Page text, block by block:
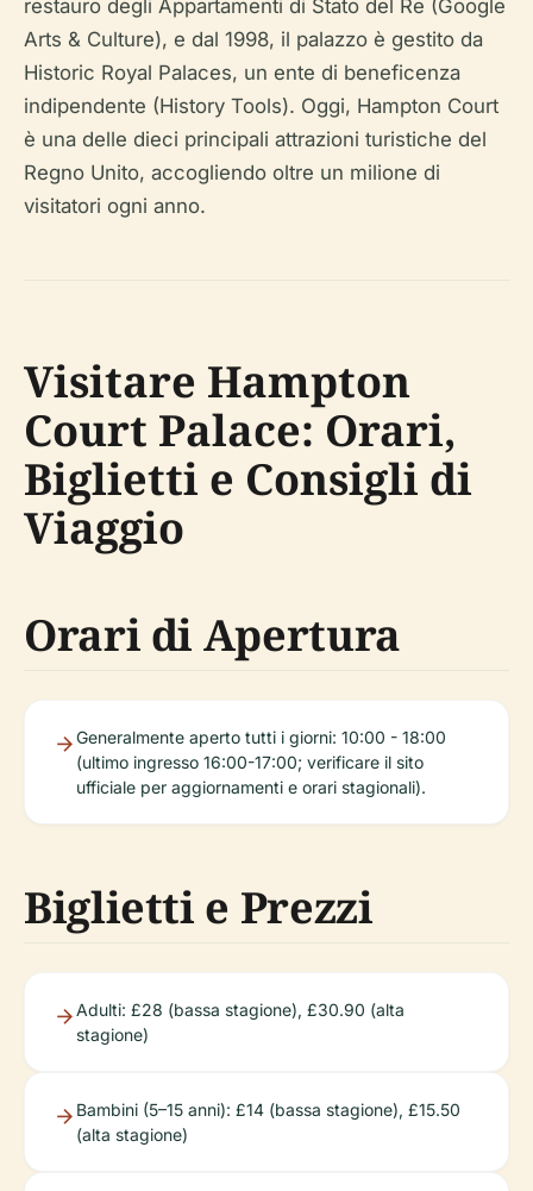
restauro degli Appartamenti di Stato del Re (Google
Arts & Culture), e dal 1998, il palazzo è gestito da
Historic Royal Palaces, un ente di beneficenza
indipendente (History Tools). Oggi, Hampton Court
è una delle dieci principali attrazioni turistiche del
Regno Unito, accogliendo oltre un milione di
visitatori ogni anno.
Visitare Hampton
Court Palace: Orari,
Biglietti e Consigli di
Viaggio
Orari di Apertura
Generalmente aperto tutti i giorni: 10:00 - 18:00
(ultimo ingresso 16:00-17:00; verificare il sito
ufficiale per aggiornamenti e orari stagionali).
Biglietti e Prezzi
Adulti: £28 (bassa stagione), £30.90 (alta
stagione)
Bambini (5–15 anni): £14 (bassa stagione), £15.50
(alta stagione)